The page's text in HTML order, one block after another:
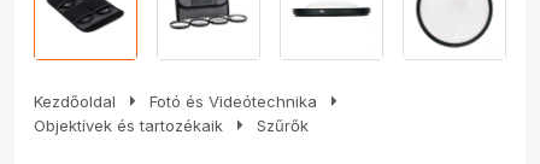
Kezdőoldal arrow_right Fotó és Videótechnika arrow_right
Objektívek és tartozékaik arrow_right Szűrők